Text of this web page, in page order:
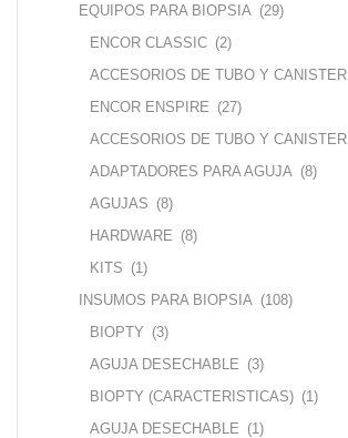
EQUIPOS PARA BIOPSIA (29)
ENCOR CLASSIC (2)
ACCESORIOS DE TUBO Y CANISTER
ENCOR ENSPIRE (27)
ACCESORIOS DE TUBO Y CANISTER
ADAPTADORES PARA AGUJA (8)
AGUJAS (8)
HARDWARE (8)
KITS (1)
INSUMOS PARA BIOPSIA (108)
BIOPTY (3)
AGUJA DESECHABLE (3)
BIOPTY (CARACTERISTICAS) (1)
AGUJA DESECHABLE (1)